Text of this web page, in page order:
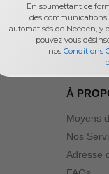
À
Moyens
Nos
Adresse
En soumettant ce
des communications
automatisés de Needen, y
pouvez vous
nos Conditions